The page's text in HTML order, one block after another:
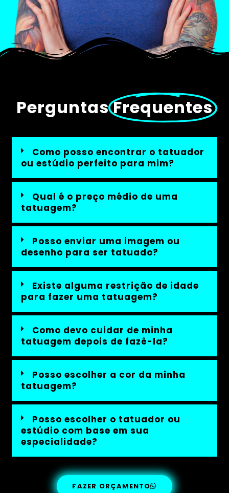
PerguntasFrequentes
Como posso encontrar o tatuador
ou estúdio perfeito para mim?
Qual é o preço médio de uma
tatuagem?
Posso enviar uma imagem ou
desenho para ser tatuado?
Existe alguma restrição de idade
para fazer uma tatuagem?
Como devo cuidar de minha
tatuagem depois de fazê-la?
Posso escolher a cor da minha
tatuagem?
Posso escolher o tatuador ou
estúdio com base em sua
especialidade?
FAZER ORÇAMENTO